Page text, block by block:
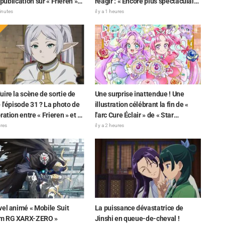
: « Choisir la grillade
»
que sur l'écran ! » — Une affiche
Demon Slayer: Kimetsu No Yaiba »
apparaît à Ikebukuro et fait grand
bruit
il y a 1 heures
la scène de sortie de
l'épisode 31 ? La photo de
entre « Frieren » et «
kun » fait parler d'elle : «
dans une serviette de
Une surprise inattendue ! Une
illustration célébrant la fin de «
l'arc Cure Éclair » de « Star
Detective Precure! » fait réagir : «
tout l'amour de l'équipe de
production »
il y a 2 heures
animé « Mobile Suit
RG XARX-ZERO »
La puissance dévastatrice de
Jinshi en queue-de-cheval !